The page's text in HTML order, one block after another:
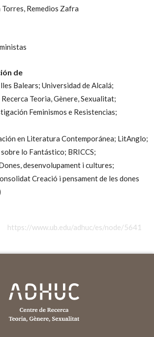
Remedios Zafra
de
Balears; Universidad de Alcalá;
Teoria, Gènere, Sexualitat;
Feminismos e Resistencias;
en Literatura Contemporánea; LitAnglo;
lo Fantástico; BRICCS;
desenvolupament i cultures;
Creació i pensament de les dones
https://www.ub.edu/adhuc/es/node/5641